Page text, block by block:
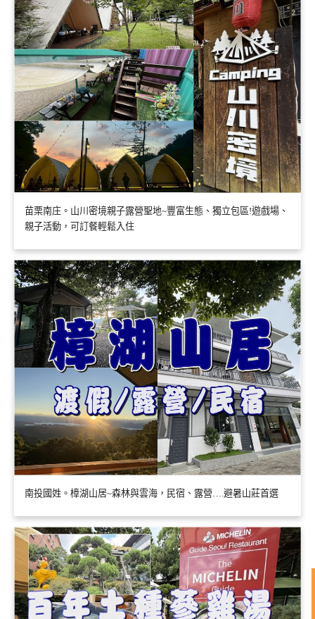
苗栗南庄。山川密境親子露營聖地~豐富生態、獨立包區!遊戲場、
親子活動，可訂餐輕鬆入住
南投國姓。樟湖山居~森林與雲海，民宿、露營….避暑山莊首選